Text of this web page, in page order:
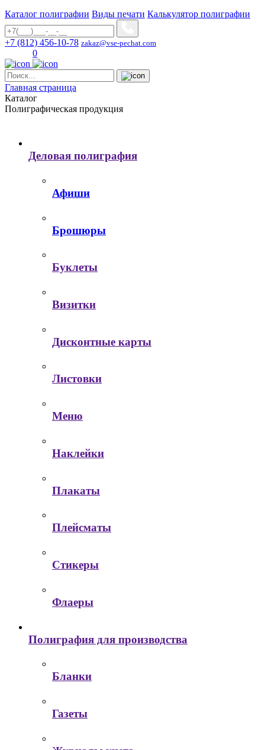
Каталог полиграфии Виды печати Калькулятор полиграфии
+7 (812) 456-10-78 zakaz@vse-pechat.com
0
Главная страница
Каталог
Полиграфическая продукция
Деловая полиграфия
Афиши
Брошюры
Буклеты
Визитки
Дисконтные карты
Листовки
Меню
Наклейки
Плакаты
Плейсматы
Стикеры
Флаеры
Полиграфия для производства
Бланки
Газеты